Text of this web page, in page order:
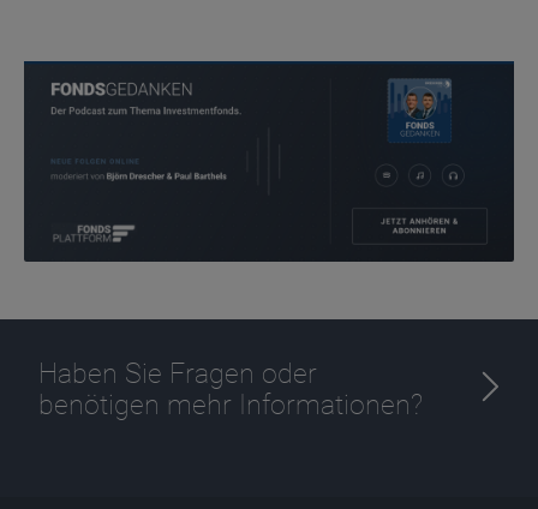
Haben Sie Fragen oder
benötigen mehr Informationen?